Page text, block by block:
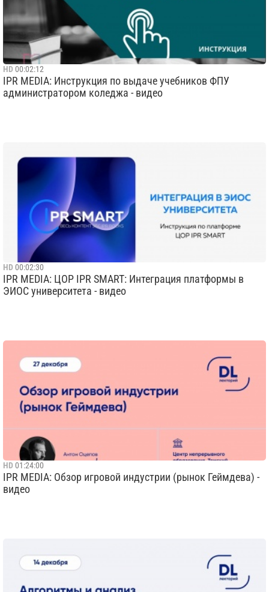
HD 00:02:12
IPR MEDIA: Инструкция по выдаче учебников ФПУ
администратором коледжа - видео
HD 00:02:30
IPR MEDIA: ЦОР IPR SMART: Интеграция платформы в
ЭИОС университета - видео
HD 01:24:00
IPR MEDIA: Обзор игровой индустрии (рынок Геймдева) -
видео